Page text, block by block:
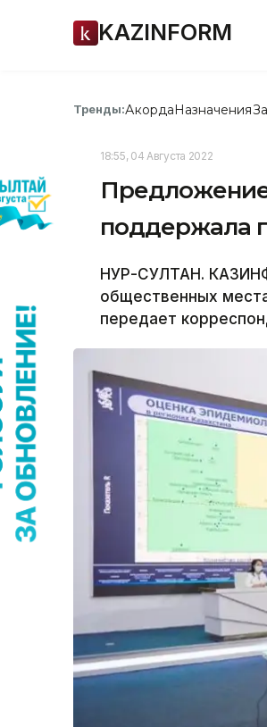
KAZINFORM
Тренды:АкордаНазначения
18:55, 04 Августа 2022
Предложение
поддержала
НУР-СУЛТАН.
общественных
передает